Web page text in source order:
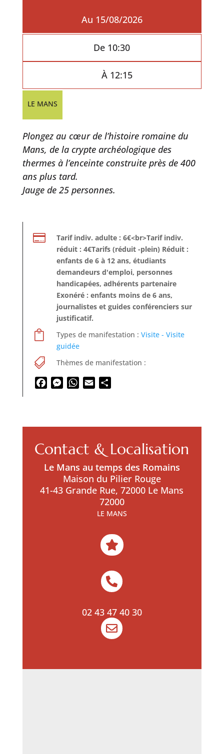
Au 15/08/2026
De 10:30
À 12:15
LE MANS
Plongez au cœur de l’histoire romaine du
Mans, de la crypte archéologique des
thermes à l’enceinte construite près de 400
ans plus tard.
Jauge de 25 personnes.

Tarif indiv. adulte : 6€<br>Tarif indiv.
réduit : 4€Tarifs (réduit -plein) Réduit :
enfants de 6 à 12 ans, étudiants
demandeurs d'emploi, personnes
handicapées, adhérents partenaire
Exonéré : enfants moins de 6 ans,
journalistes et guides conférenciers sur
justificatif.
 Types de manifestation : Visite - Visite
guidée
 Thèmes de manifestation :
FacebookMessenger
WhatsApp
Email
Contact & Localisation
Le Mans au temps des Romains
Maison du Pilier Rouge
41-43 Grande Rue, 72000 Le Mans
72000
LE MANS


02 43 47 40 30
